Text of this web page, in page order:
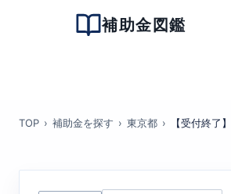
補助金図鑑
TOP 補助金を探す 東京都 【受付終了